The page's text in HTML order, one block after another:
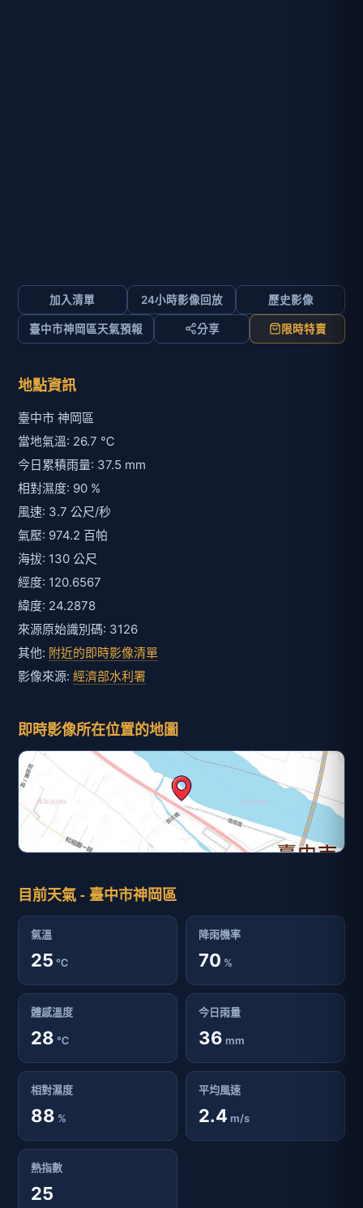
加入清單 24小時影像回放 歷史影像
臺中市神岡區天氣預報 分享 限時特賣
地點資訊
臺中市 神岡區
當地氣溫: 26.7 ℃
今日累積雨量: 37.5 mm
相對濕度: 90 %
風速: 3.7 公尺/秒
氣壓: 974.2 百帕
海拔: 130 公尺
經度: 120.6567
緯度: 24.2878
來源原始識別碼: 3126
其他: 附近的即時影像清單
影像來源: 經濟部水利署
即時影像所在位置的地圖
目前天氣 - 臺中市神岡區
氣溫
25 ℃
降雨機率
70 %
體感溫度
28 ℃
今日雨量
36 mm
相對濕度
88 %
平均風速
2.4 m/s
熱指數
25